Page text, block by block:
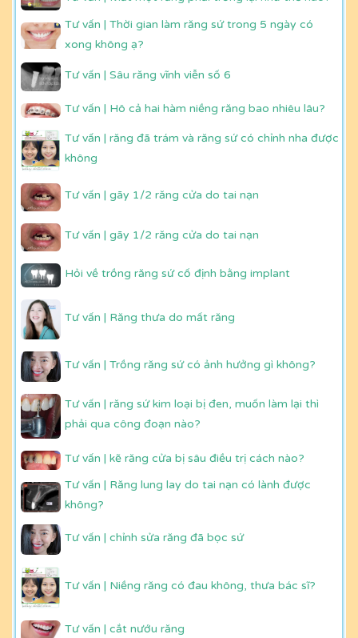
Tư vấn | Thời gian làm răng sứ trong 5 ngày có
xong không ạ?
Tư vấn | Sâu răng vĩnh viễn số 6
Tư vấn | Hô cả hai hàm niềng răng bao nhiêu lâu?
Tư vấn | răng đã trám và răng sứ có chỉnh nha được
không
Tư vấn | gãy 1/2 răng cửa do tai nạn
Tư vấn | gãy 1/2 răng cửa do tai nạn
Hỏi về trồng răng sứ cố định bằng implant
Tư vấn | Răng thưa do mất răng
Tư vấn | Trồng răng sứ có ảnh hưởng gì không?
Tư vấn | răng sứ kim loại bị đen, muốn làm lại thì
phải qua công đoạn nào?
Tư vấn | kẽ răng cửa bị sâu điều trị cách nào?
Tư vấn | Răng lung lay do tai nạn có lành được
không?
Tư vấn | chỉnh sửa răng đã bọc sứ
Tư vấn | Niềng răng có đau không, thưa bác sĩ?
Tư vấn | cắt nướu răng